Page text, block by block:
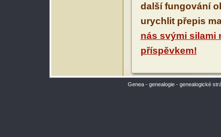
další fungování
urychlit přepis
nás svými silami
příspěvkem!
Genea - genealogie - genealogické